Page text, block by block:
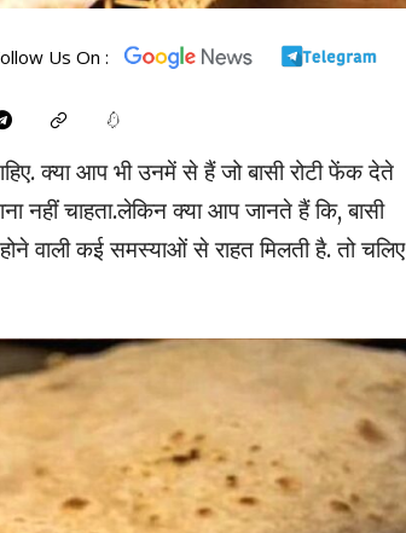
Us On :
क्या आप भी उनमें से हैं जो बासी रोटी फेंक देते
नहीं चाहता.लेकिन क्या आप जानते हैं कि, बासी
वाली कई समस्याओं से राहत मिलती है. तो चलिए